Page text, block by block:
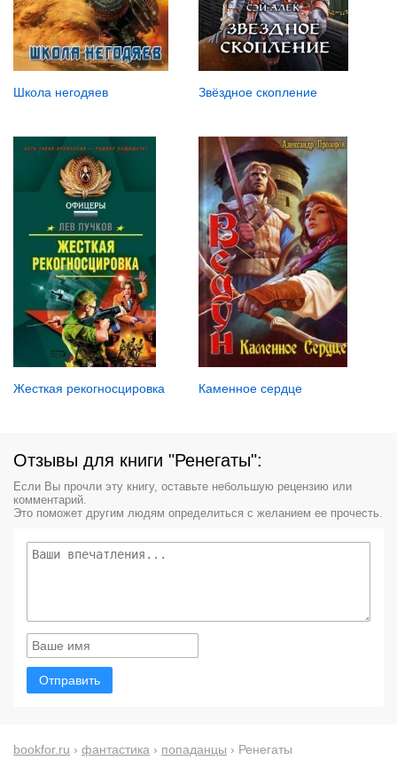
Школа негодяев Звёздное скопление
Жесткая рекогносцировка Каменное сердце
Отзывы для книги "Ренегаты":
Если Вы прочли эту книгу, оставьте небольшую рецензию или
комментарий.
Это поможет другим людям определиться с желанием ее прочесть.
Отправить
bookfor.ru › фантастика › попаданцы › Ренегаты